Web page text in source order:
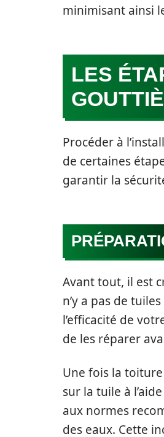
minimisant ainsi
LES
Procéder à
de certaines
garantir la
Avant tout, il est
n’y a pas de
l’efficacité de
de les réparer
Une fois la
sur la tuile à
aux normes
des eaux. Cette